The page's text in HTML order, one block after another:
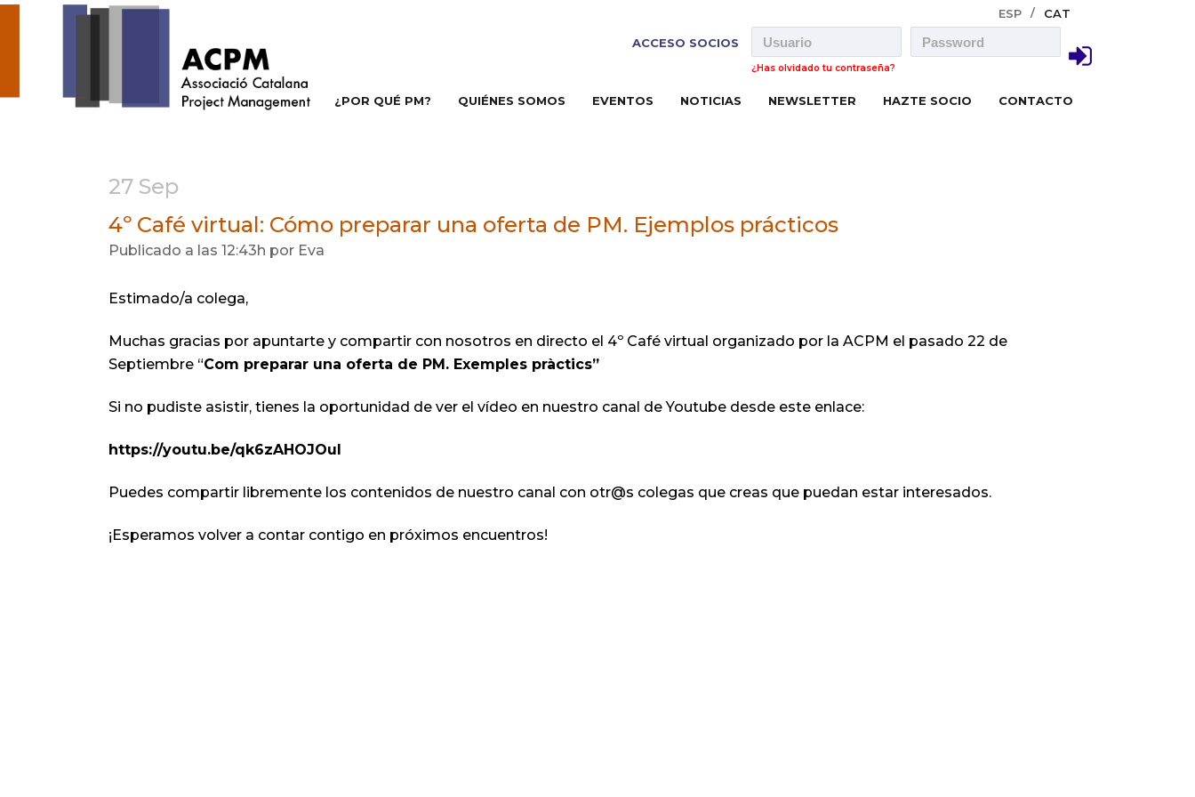
ESP CAT
ACCESO SOCIOS
¿Has olvidado tu contraseña?
¿POR QUÉ PM? QUIÉNES SOMOS EVENTOS NOTICIAS NEWSLETTER HAZTE SOCIO CONTACTO
27 Sep
4º Café virtual: Cómo preparar una oferta de PM. Ejemplos prácticos
Publicado a las 12:43h por Eva
Estimado/a colega,
Muchas gracias por apuntarte y compartir con nosotros en directo el 4º Café virtual organizado por la ACPM el pasado 22 de
Septiembre “Com preparar una oferta de PM. Exemples pràctics”
Si no pudiste asistir, tienes la oportunidad de ver el vídeo en nuestro canal de Youtube desde este enlace:
https://youtu.be/qk6zAHOJOuI
Puedes compartir libremente los contenidos de nuestro canal con otr@s colegas que creas que puedan estar interesados.
¡Esperamos volver a contar contigo en próximos encuentros!